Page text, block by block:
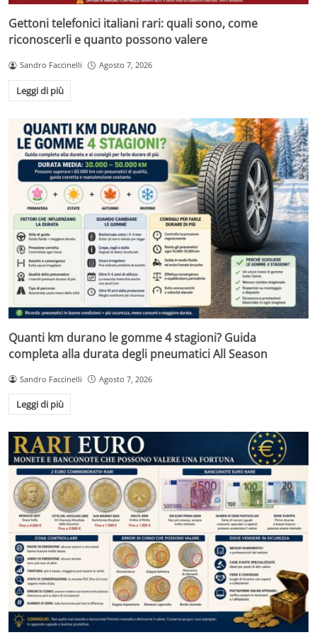
Gettoni telefonici italiani rari: quali sono, come
riconoscerli e quanto possono valere
Sandro Faccinelli Agosto 7, 2026
Leggi di più
Quanti km durano le gomme 4 stagioni? Guida
completa alla durata degli pneumatici All Season
Sandro Faccinelli Agosto 7, 2026
Leggi di più